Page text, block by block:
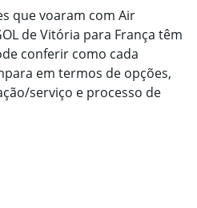
que voaram com Air
de Vitória para França têm
conferir como cada
em termos de opções,
serviço e processo de